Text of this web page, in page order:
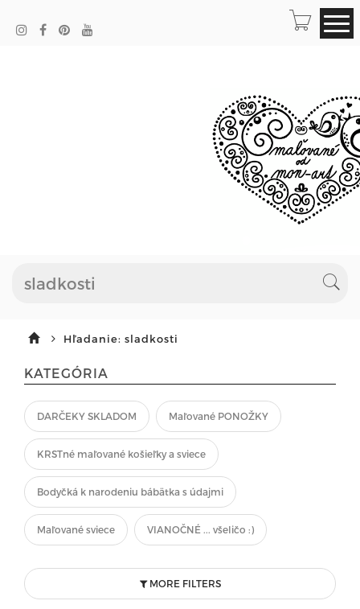
Hľadanie: sladkosti
KATEGÓRIA
DARČEKY SKLADOM Maľované PONOŽKY
KRSTné maľované košieľky a sviece
Bodyčká k narodeniu bábätka s údajmi
Maľované sviece VIANOČNÉ ... všeličo :)
MORE FILTERS